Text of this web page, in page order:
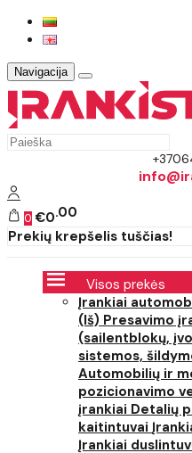
Navigacija
0 €0 00
Prekių krepšelis tuščias!
Visos prekės
Įrankiai
(Iš) Presavimo
(sailentblokų,
sistemos,
Automobilių ir
pozicionavimo
įrankiai Detalių
kaitintuvai
Įrankiai